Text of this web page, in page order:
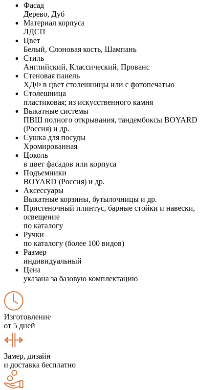
Фасад
Дерево, Дуб
Материал корпуса
ЛДСП
Цвет
Белый, Слоновая кость, Шампань
Стиль
Английский, Классический, Прованс
Стеновая панель
ХДФ в цвет столешницы или с фотопечатью
Столешница
пластиковая; из искусственного камня
Выкатные системы
ПВШ полного открывания, тандембоксы BOYARD
(Россия) и др.
Сушка для посуды
Хромированная
Цоколь
в цвет фасадов или корпуса
Подъемники
BOYARD (Россия) и др.
Аксессуары
Выкатные корзины, бутылочницы и др.
Пристеночный плинтус, барные стойки и навески,
освещение
по каталогу
Ручки
по каталогу (более 100 видов)
Размер
индивидуальный
Цена
указана за базовую комплектацию
Изготовление
от 5 дней
Замер, дизайн
и доставка бесплатно